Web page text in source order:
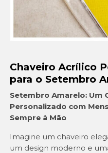
CONTATO
EM DESTAQUE
Chaveiro Acrílico
para o Setembro
Setembro Amarelo: Um
Personalizado com
Sempre à Mão
Imagine um chaveiro
um design moderno e